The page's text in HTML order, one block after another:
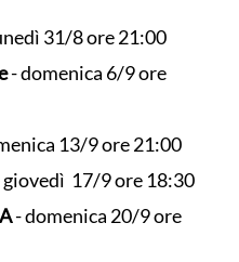
31/8 ore 21:00
- domenica 6/9 ore
13/9 ore 21:00
giovedì 17/9 ore 18:30
- domenica 20/9 ore